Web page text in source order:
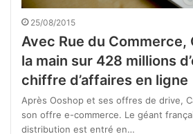
25/08/2015
Avec Rue du
la main sur 428 millions
chiffre d’affaires en ligne
Après Ooshop et ses offres de drive,
son offre e-commerce. Le géant
distribution est entré en…